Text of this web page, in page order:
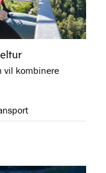
vil kombinere